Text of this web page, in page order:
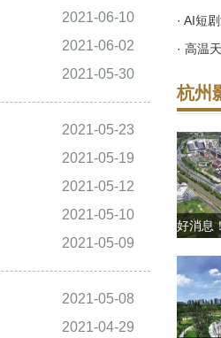
2021-06-10
2021-06-02
2021-05-30
2021-05-23
2021-05-19
2021-05-12
2021-05-10
2021-05-09
2021-05-08
2021-04-29
· AI短
· 高温
杭州